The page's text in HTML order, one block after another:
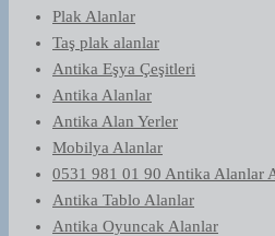
Plak Alanlar
Taş plak alanlar
Antika Eşya Çeşitleri
Antika Alanlar
Antika Alan Yerler
Mobilya Alanlar
0531 981 01 90 Antika Alanlar
Antika Tablo Alanlar
Antika Oyuncak Alanlar